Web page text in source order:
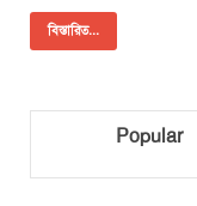
বিস্তারিত...
Popular